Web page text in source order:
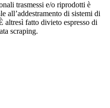
trasmessi e/o riprodotti è
all’addestramento di sistemi di
altresì fatto divieto espresso di
scraping.